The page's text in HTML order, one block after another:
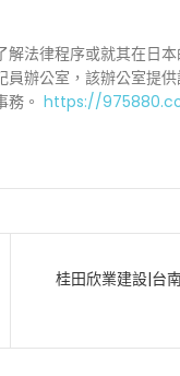
法律程序或就其在日
辦公室，該辦公室提
。 https://
桂田欣業建設|台